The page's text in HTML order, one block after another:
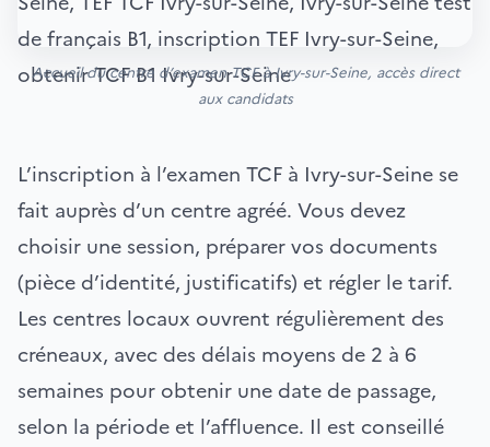
Accueil du centre d’examen TCF à Ivry-sur-Seine, accès direct
aux candidats
L’inscription à l’examen TCF à Ivry-sur-Seine se
fait auprès d’un centre agréé. Vous devez
choisir une session, préparer vos documents
(pièce d’identité, justificatifs) et régler le tarif.
Les centres locaux ouvrent régulièrement des
créneaux, avec des délais moyens de 2 à 6
semaines pour obtenir une date de passage,
selon la période et l’affluence. Il est conseillé